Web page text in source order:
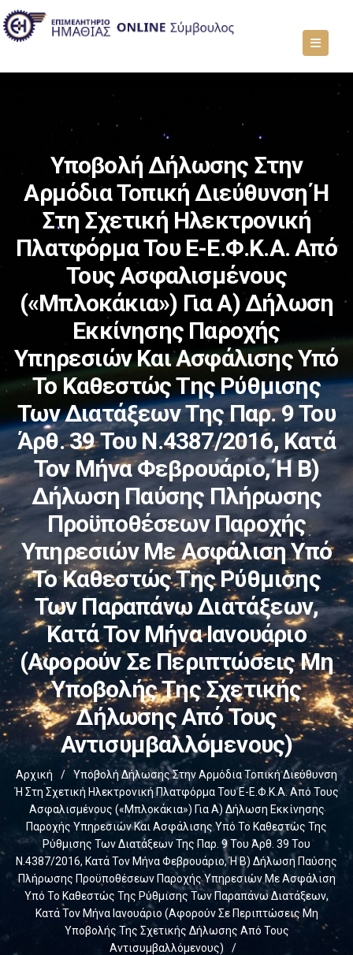
Υποβολή Δήλωσης Στην
Αρμόδια Τοπική Διεύθυνση Ή
Στη Σχετική Ηλεκτρονική
Πλατφόρμα Του E-Ε.Φ.Κ.Α. Από
Τους Ασφαλισμένους
(«μπλοκάκια») Για Α) Δήλωση
Εκκίνησης Παροχής
Υπηρεσιών Και Ασφάλισης Υπό
Το Καθεστώς Της Ρύθμισης
Των Διατάξεων Της Παρ. 9 Του
Άρθ. 39 Του Ν.4387/2016, Κατά
Τον Μήνα Φεβρουάριο, Ή Β)
Δήλωση Παύσης Πλήρωσης
Προϋποθέσεων Παροχής
Υπηρεσιών Με Ασφάλιση Υπό
Το Καθεστώς Της Ρύθμισης
Των Παραπάνω Διατάξεων,
Κατά Τον Μήνα Ιανουάριο
(αφορούν Σε Περιπτώσεις Μη
Υποβολής Της Σχετικής
Δήλωσης Από Τους
Αντισυμβαλλόμενους)
Αρχική /
Υποβολή Δήλωσης Στην Αρμόδια Τοπική Διεύθυνση
Ή Στη Σχετική Ηλεκτρονική Πλατφόρμα Του E-Ε.Φ.Κ.Α. Από Τους
Ασφαλισμένους («μπλοκάκια») Για Α) Δήλωση Εκκίνησης
Παροχής Υπηρεσιών Και Ασφάλισης Υπό Το Καθεστώς Της
Ρύθμισης Των Διατάξεων Της Παρ. 9 Του Άρθ. 39 Του
Ν.4387/2016, Κατά Τον Μήνα Φεβρουάριο, Ή Β) Δήλωση Παύσης
Πλήρωσης Προϋποθέσεων Παροχής Υπηρεσιών Με Ασφάλιση
Υπό Το Καθεστώς Της Ρύθμισης Των Παραπάνω Διατάξεων,
Κατά Τον Μήνα Ιανουάριο (αφορούν Σε Περιπτώσεις Μη
Υποβολής Της Σχετικής Δήλωσης Από Τους
Αντισυμβαλλόμενους)
/